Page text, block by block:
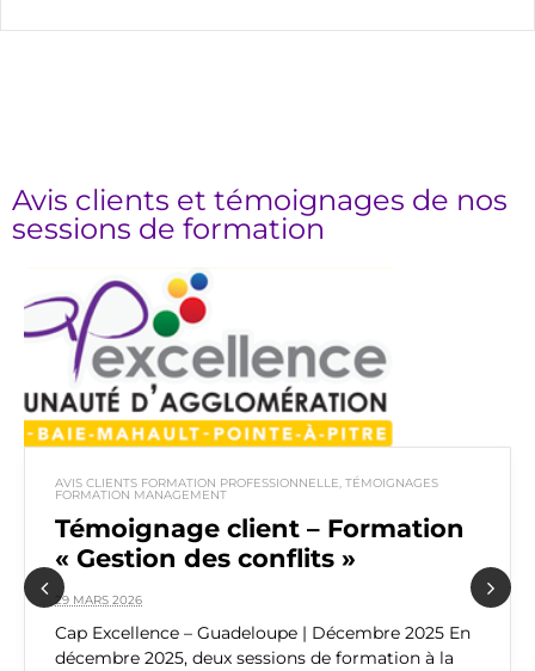
Avis clients et témoignages de nos
sessions de formation
Previous
AVIS CLIENTS FORMATION PROFESSIONNELLE, TÉMOIGNAGES
FORMATION MANAGEMENT
Témoignage client – Formation
« Gestion des conflits »
29 MARS 2026
Cap Excellence – Guadeloupe | Décembre 2025 En
décembre 2025, deux sessions de formation à la